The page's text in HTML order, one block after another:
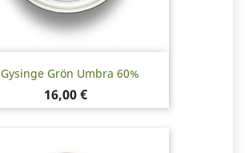
Gysinge Grön Umbra 60%
Pris
16,00 €